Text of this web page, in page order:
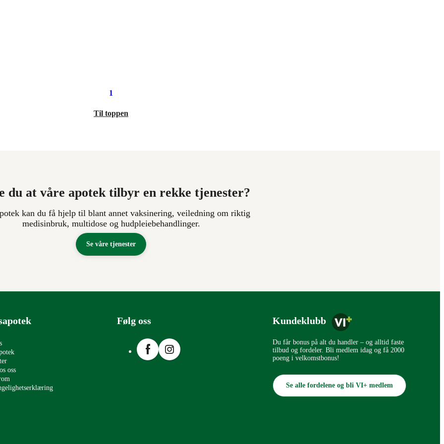
1
Til toppen
du at våre apotek tilbyr en rekke tjenester?
kan du få hjelp til blant annet vaksinering, veiledning om riktig
medisinbruk, multidose og hudpleiebehandlinger.
Se våre tjenester
oss
Følg oss
FacebookInstagram
Kundeklubb
Du får bonus på alt du handler – og alltid faste
tilbud og fordeler. Bli medlem idag og få 2000
poeng i velkomstbonus!
Se alle fordelene og bli VI+ medlem